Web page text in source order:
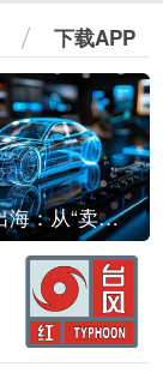
下载APP
中国汽车出海：从“卖出去”到“走进去”